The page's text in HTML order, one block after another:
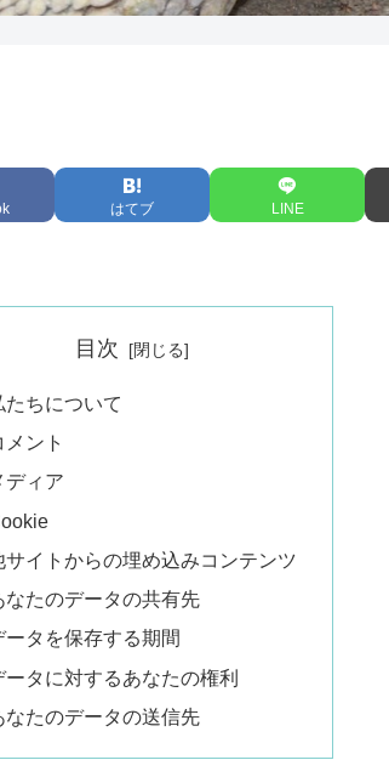
はてブ LINE
目次
たちについて
メント
ディア
サイトからの埋め込みコンテンツ
なたのデータの共有先
ータを保存する期間
ータに対するあなたの権利
なたのデータの送信先